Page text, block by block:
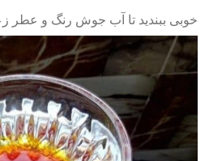
خوبی ببندید تا آب جوش رنگ و عطر